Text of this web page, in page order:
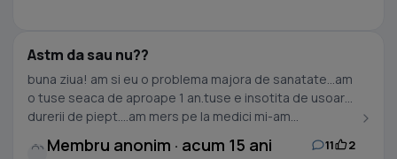
Astm da sau nu??
buna ziua! am si eu o problema majora de sanatate...am
o tuse seaca de aproape 1 an.tuse e insotita de usoare
durerii de piept....am mers pe la medici mi-am...
Membru anonim · acum 15 ani 11 2